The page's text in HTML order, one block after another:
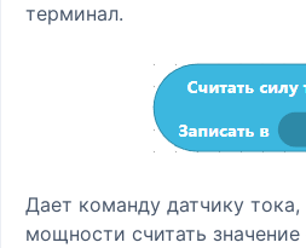
терминал.
Дает команду датчику
мощности считать